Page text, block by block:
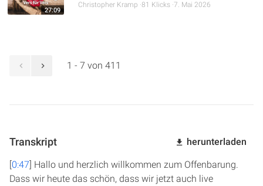
27:09
Christopher Kramp 81 Klicks 7. Mai 2026
1 - 7 von 411
Transkript herunterladen
[0:47] Hallo und herzlich willkommen zum Offenbarung.
Dass wir heute das schön, dass wir jetzt auch live